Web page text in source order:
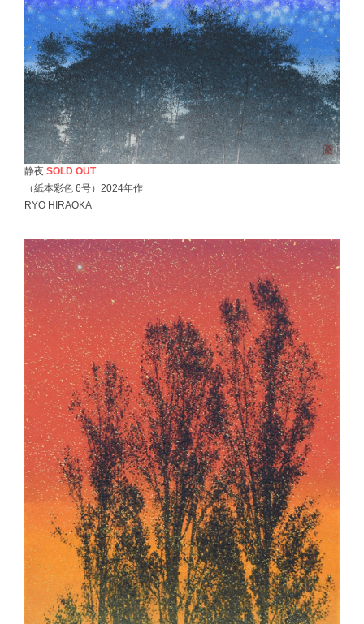
静夜 SOLD OUT
（紙本彩色 6号）2024年作
RYO HIRAOKA